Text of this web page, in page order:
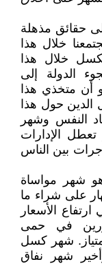
حقائق مذهلة
خلال هذا
خلال هذا
الدولة إلى
أن متخذي هذا
الدين حول هذا
النفس وشهر
الإدارات
بين الناس
شهر مواساة
على شراء ما
الأسعار
في حمى
شهر كسل
شهر نفاق